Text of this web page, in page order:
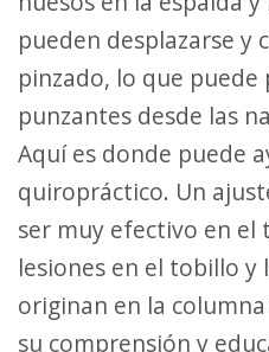
pueden desplazarse y
pinzado, lo que
punzantes desde las
Aquí es donde puede
quiropráctico. Un
ser muy efectivo en
lesiones en el tobillo y
originan en la
su comprensión y